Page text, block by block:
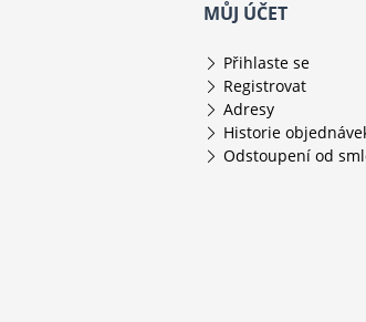
MŮJ ÚČET
Přihlaste se
Registrovat
Adresy
Historie
Odstoupení od